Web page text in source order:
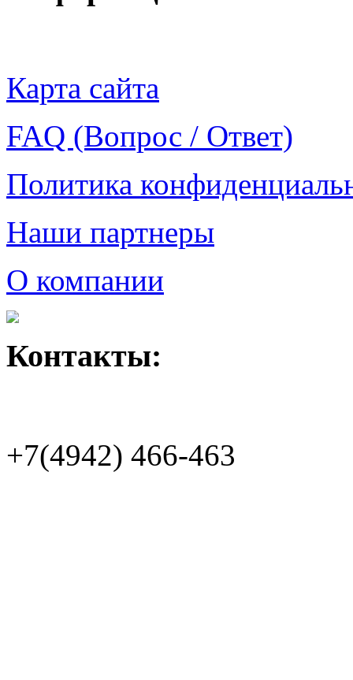
Карта сайта
FAQ (Вопрос / Ответ)
Политика
Наши партнеры
О компании
Контакты:
+7(4942) 466-463